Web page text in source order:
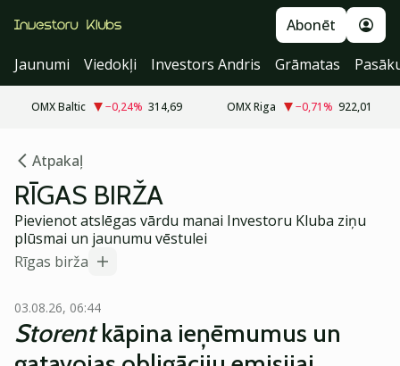
Abonēt
Jaunumi
Viedokļi Investors Andris Grāmatas
OMX Baltic −0,24% 314,69 OMX Riga −0,71% 922,01
Atpakaļ
RĪGAS BIRŽA
Pievienot atslēgas vārdu manai Investoru Kluba ziņu
plūsmai un jaunumu vēstulei
Rīgas birža
03.08.26, 06:44
Storentkāpina ieņēmumus un